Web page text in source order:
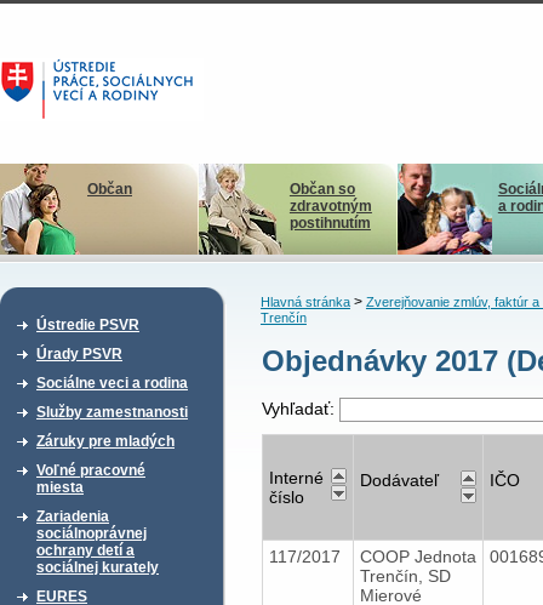
Občan
Občan so
zdravotným
postihnutím
a
Ústredie PSVR
Úrady PSVR
Sociálne veci a rodina
Služby zamestnanosti
Záruky pre mladých
Voľné pracovné
miesta
Zariadenia
sociálnoprávnej
ochrany detí a
sociálnej kurately
EURES
Hlavná stránka> Zverejňovanie zmlúv, faktúr a
Trenčín
Objednávky 2017
Vyhľadať:
Interné
číslo
Dodávateľ IČO
117/2017
COOP Jednota
Trenčín, SD
Mierové